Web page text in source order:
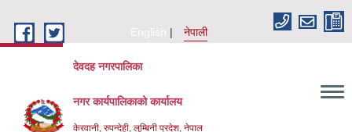
English
नेपाली
देवदह नगरपालिका
नगर कार्यपालिकाको कार्यालय
केरवानी, रुपन्देही, लुम्बिनी प्रदेश, नेपाल